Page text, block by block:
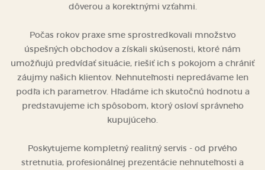
dôverou a korektnými vzťahmi.
Počas rokov praxe sme sprostredkovali množstvo
úspešných obchodov a získali skúsenosti, ktoré nám
umožňujú predvídať situácie, riešiť ich s pokojom a chrániť
záujmy našich klientov. Nehnuteľnosti nepredávame len
podľa ich parametrov. Hľadáme ich skutočnú hodnotu a
predstavujeme ich spôsobom, ktorý osloví správneho
kupujúceho.
Poskytujeme kompletný realitný servis - od prvého
stretnutia, profesionálnej prezentácie nehnuteľnosti a